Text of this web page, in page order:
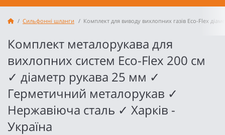
Cильфонні шланги Комплект для виводу вихлопних газів Eco-Flex
Комплект металорукава для
вихлопних систем Eco-Flex 200 см
✓ діаметр рукава 25 мм ✓
Герметичний металорукав ✓
Нержавіюча сталь ✓ Харків -
Україна